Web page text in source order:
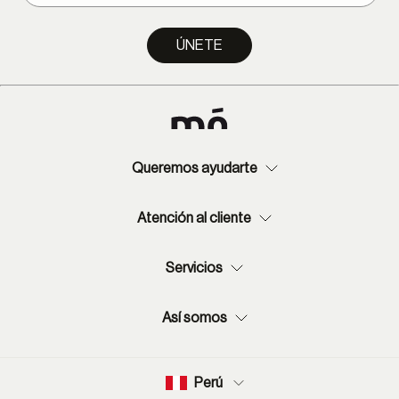
Provincia: 2-13 días hábiles.
ÚNETE
Queremos ayudarte
Atención al cliente
Servicios
Así somos
Perú